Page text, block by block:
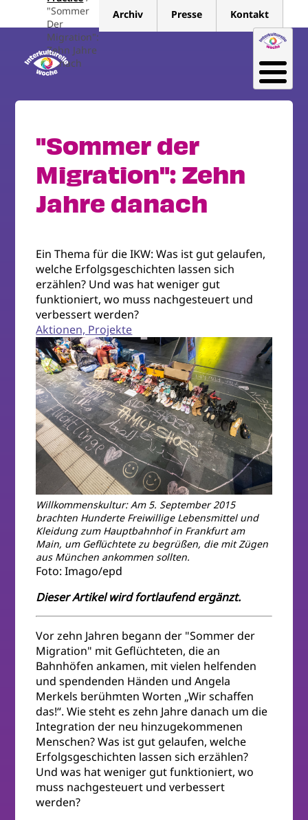
"Sommer
Der
Migration":
Zehn Jahre
Danach
Archiv Presse Kontakt
"Sommer der
Migration": Zehn
Jahre danach
Ein Thema für die IKW: Was ist gut gelaufen,
welche Erfolgsgeschichten lassen sich
erzählen? Und was hat weniger gut
funktioniert, wo muss nachgesteuert und
verbessert werden?
Aktionen, Projekte
Willkommenskultur: Am 5. September 2015
brachten Hunderte Freiwillige Lebensmittel und
Kleidung zum Hauptbahnhof in Frankfurt am
Main, um Geflüchtete zu begrüßen, die mit Zügen
aus München ankommen sollten.
Foto: Imago/epd
Dieser Artikel wird fortlaufend ergänzt.
Vor zehn Jahren begann der "Sommer der
Migration" mit Geflüchteten, die an
Bahnhöfen ankamen, mit vielen helfenden
und spendenden Händen und Angela
Merkels berühmten Worten „Wir schaffen
das!“. Wie steht es zehn Jahre danach um die
Integration der neu hinzugekommenen
Menschen? Was ist gut gelaufen, welche
Erfolgsgeschichten lassen sich erzählen?
Und was hat weniger gut funktioniert, wo
muss nachgesteuert und verbessert
werden?